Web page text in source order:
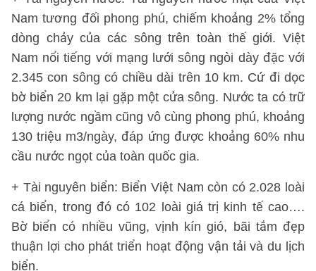
Nam tương đối phong phú, chiếm khoảng 2% tổng
dòng chảy của các sông trên toàn thế giới. Việt
Nam nổi tiếng với mạng lưới sông ngòi dày đặc với
2.345 con sông có chiều dài trên 10 km. Cứ đi dọc
bờ biển 20 km lại gặp một cửa sông. Nước ta có trữ
lượng nước ngầm cũng vô cùng phong phú, khoảng
130 triệu m3/ngày, đáp ứng được khoảng 60% nhu
cầu nước ngọt của toàn quốc gia.
+ Tài nguyên biển: Biển Việt Nam còn có 2.028 loài
cá biển, trong đó có 102 loài giá trị kinh tế cao….
Bờ biển có nhiều vũng, vịnh kín gió, bãi tắm đẹp
thuận lợi cho phát triển hoạt động vận tải và du lịch
biển.